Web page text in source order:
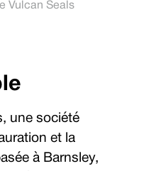
Vulcan Seals
une société
et la
à Barnsley,